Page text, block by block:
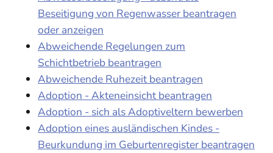
Beseitigung von Regenwasser beantragen
oder anzeigen
Abweichende Regelungen zum
Schichtbetrieb beantragen
Abweichende Ruhezeit beantragen
Adoption - Akteneinsicht beantragen
Adoption - sich als Adoptiveltern bewerben
Adoption eines ausländischen Kindes -
Beurkundung im Geburtenregister beantragen